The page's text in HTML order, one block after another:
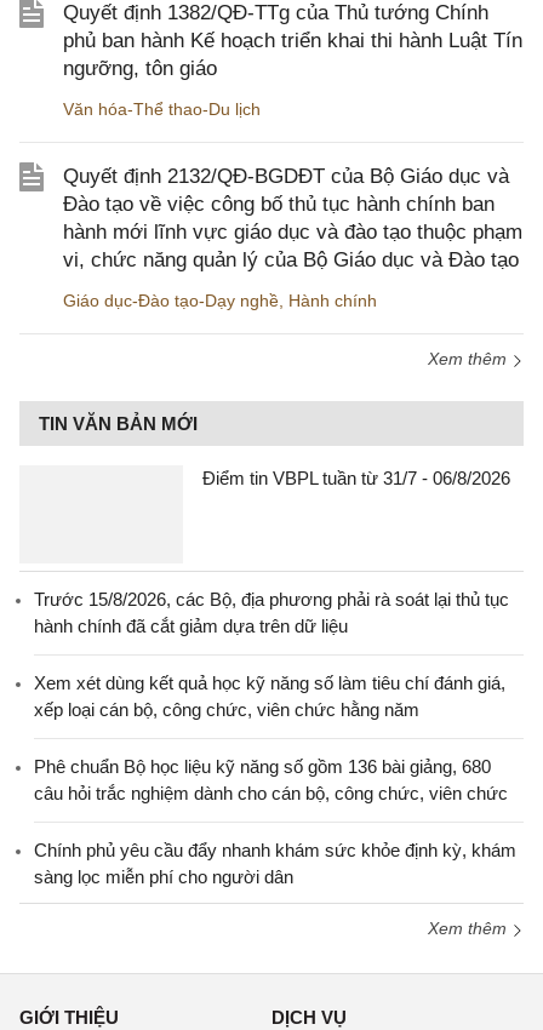
Quyết định 1382/QĐ-TTg của Thủ tướng Chính
phủ ban hành Kế hoạch triển khai thi hành Luật Tín
ngưỡng, tôn giáo
Văn hóa-Thể thao-Du lịch
Quyết định 2132/QĐ-BGDĐT của Bộ Giáo dục và
Đào tạo về việc công bố thủ tục hành chính ban
hành mới lĩnh vực giáo dục và đào tạo thuộc phạm
vi, chức năng quản lý của Bộ Giáo dục và Đào tạo
Giáo dục-Đào tạo-Dạy nghề, Hành chính
Xem thêm
TIN VĂN BẢN MỚI
Điểm tin VBPL tuần từ 31/7 - 06/8/2026
Trước 15/8/2026, các Bộ, địa phương phải rà soát lại thủ tục
hành chính đã cắt giảm dựa trên dữ liệu
Xem xét dùng kết quả học kỹ năng số làm tiêu chí đánh giá,
xếp loại cán bộ, công chức, viên chức hằng năm
Phê chuẩn Bộ học liệu kỹ năng số gồm 136 bài giảng, 680
câu hỏi trắc nghiệm dành cho cán bộ, công chức, viên chức
Chính phủ yêu cầu đẩy nhanh khám sức khỏe định kỳ, khám
sàng lọc miễn phí cho người dân
Xem thêm
GIỚI THIỆU DỊCH VỤ